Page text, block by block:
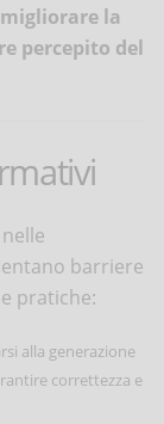
la
percepito del
barriere
pratiche:
alla generazione
correttezza e